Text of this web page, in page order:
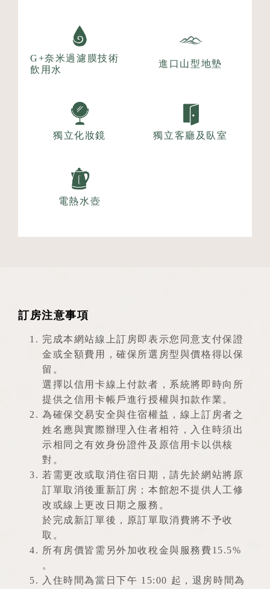
G+奈米過濾膜技術
飲用水
進口山型地墊
獨立化妝鏡 獨立客廳及臥室
電熱水壺
訂房注意事項
完成本網站線上訂房即表示您同意支付保證
金或全額費用，確保所選房型與價格得以保
留。
選擇以信用卡線上付款者，系統將即時向所
提供之信用卡帳戶進行授權與扣款作業。
為確保交易安全與住宿權益，線上訂房者之
姓名應與實際辦理入住者相符，入住時須出
示相同之有效身份證件及原信用卡以供核
對。
若需更改或取消住宿日期，請先於網站將原
訂單取消後重新訂房；本館恕不提供人工修
改或線上更改日期之服務。
於完成新訂單後，原訂單取消費將不予收
取。
所有房價皆需另外加收稅金與服務費15.5%
。
入住時間為當日下午 15:00 起，退房時間為